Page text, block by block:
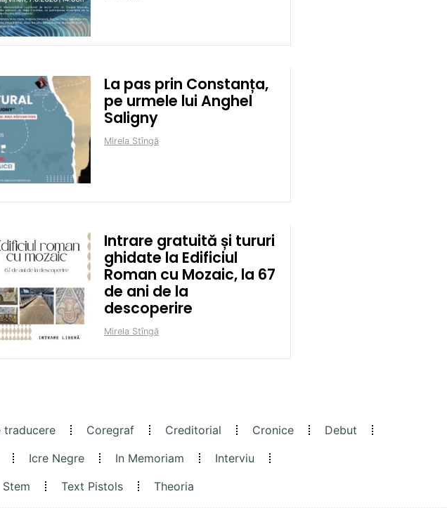
La pas prin Constanța,
pe urmele lui Anghel
Saligny
Mirela Stîngă
Intrare gratuită și tururi
ghidate la Edificiul
Roman cu Mozaic, la 67
de ani de la
descoperire
Mirela Stîngă
traducere Coregraf Creditorial Cronice
Debut
Icre Negre In Memoriam
Interviu
Stem Text Pistols Theoria